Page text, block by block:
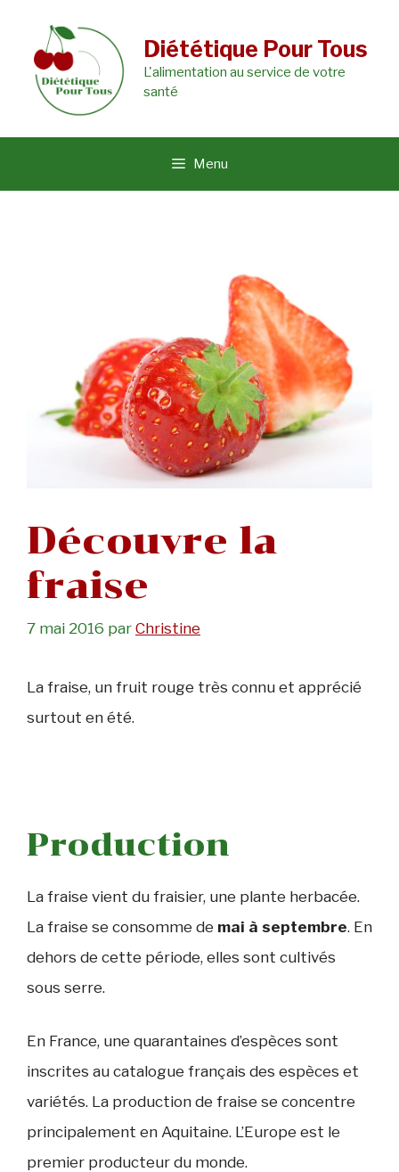
contenu
Diététique Pour Tous
L'alimentation au service de votre
santé
Menu
Découvre la
fraise
7 mai 2016 par Christine
La fraise, un fruit rouge très connu et apprécié
surtout en été.
Production
La fraise vient du fraisier, une plante herbacée.
La fraise se consomme de mai à septembre. En
dehors de cette période, elles sont cultivés
sous serre.
En France, une quarantaines d’espèces sont
inscrites au catalogue français des espèces et
variétés. La production de fraise se concentre
principalement en Aquitaine. L’Europe est le
premier producteur du monde.